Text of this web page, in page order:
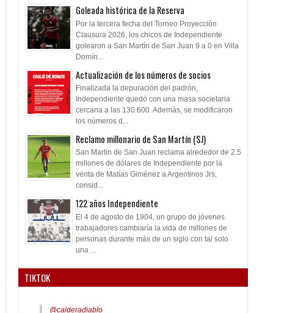
Goleada histórica de la Reserva
Por la tercera fecha del Torneo Proyección
Clausura 2026, los chicos de Independiente
golearon a San Martín de San Juan 9 a 0 en Villa
Domín...
Actualización de los números de socios
Finalizada la depuración del padrón,
Independiente quedó con una masa societaria
cercana a las 130.600. Además, se modificaron
los números d...
Reclamo millonario de San Martín (SJ)
San Martín de San Juan reclama alrededor de 2.5
millones de dólares de Independiente por la
venta de Matías Giménez a Argentinos Jrs,
consid...
122 años Independiente
El 4 de agosto de 1904, un grupo de jóvenes
trabajadores cambiaría la vida de millones de
personas durante más de un siglo con tal solo
una ...
TIKTOK
@calderadiablo